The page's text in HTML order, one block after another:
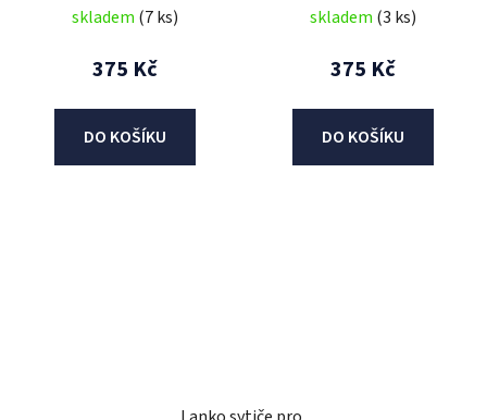
skladem (7 ks)
375 Kč
DO KOŠÍKU
skladem (3 ks)
375 Kč
DO KOŠÍKU